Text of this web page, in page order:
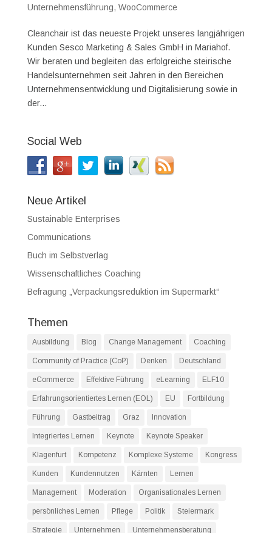
Unternehmensführung, WooCommerce
Cleanchair ist das neueste Projekt unseres langjährigen
Kunden Sesco Marketing & Sales GmbH in Mariahof.
Wir beraten und begleiten das erfolgreiche steirische
Handelsunternehmen seit Jahren in den Bereichen
Unternehmensentwicklung und Digitalisierung sowie in
der...
Social Web
Neue Artikel
Sustainable Enterprises
Communications
Buch im Selbstverlag
Wissenschaftliches Coaching
Befragung „Verpackungsreduktion im Supermarkt“
Themen
Ausbildung Blog Change Management Coaching
Community of Practice (CoP) Denken Deutschland
eCommerce Effektive Führung eLearning ELF10
Erfahrungsorientiertes Lernen (EOL) EU Fortbildung
Führung Gastbeitrag Graz Innovation
Integriertes Lernen Keynote Keynote Speaker
Klagenfurt Kompetenz Komplexe Systeme Kongress
Kunden Kundennutzen Kärnten Lernen
Management Moderation Organisationales Lernen
persönliches Lernen Pflege Politik Steiermark
Strategie Unternehmen Unternehmensberatung